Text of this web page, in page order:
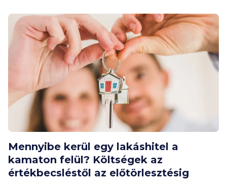
Mennyibe kerül egy lakáshitel a
kamaton felül? Költségek az
értékbecsléstől az előtörlesztésig